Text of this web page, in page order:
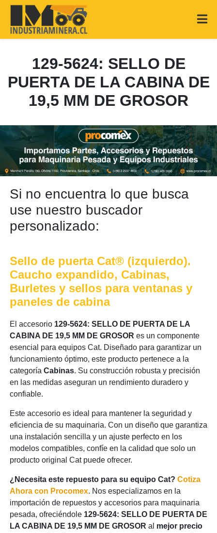
129-5624: SELLO DE
PUERTA DE LA CABINA DE
19,5 MM DE GROSOR
Si no encuentra lo que busca
use nuestro buscador
personalizado:
Sello de puerta Cat® (izquierdo).
Caucho expandido, Cabinas,
Burletes y sellos para ventanas y
paneles de cabina
El accesorio 129-5624: SELLO DE PUERTA DE LA
CABINA DE 19,5 MM DE GROSOR es un componente
esencial para equipos Cat. Diseñado para garantizar un
funcionamiento óptimo, este producto pertenece a la
categoría Cabinas. Su construcción robusta y precisión
en las medidas aseguran un rendimiento duradero y
confiable.
Este accesorio es ideal para mantener la seguridad y
eficiencia de su maquinaria. Con un diseño que garantiza
una instalación sencilla y un ajuste perfecto en los
modelos compatibles, confíe en la calidad que solo un
producto original Cat puede ofrecer.
¿Necesita este repuesto para su equipo Cat? Cotiza
Ahora con Procomex. Nos especializamos en la
importación de repuestos y accesorios para maquinaria
pesada, ofreciéndole 129-5624: SELLO DE PUERTA DE
LA CABINA DE 19,5 MM DE GROSOR al mejor precio